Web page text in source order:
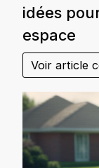
idées
espace
Voir article